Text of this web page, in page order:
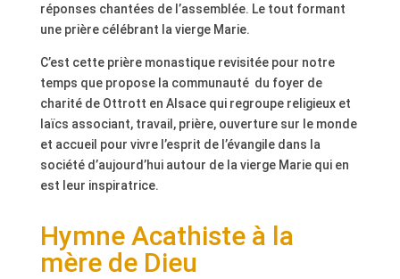
réponses chantées de l’assemblée. Le tout formant
une prière célébrant la vierge Marie.
C’est cette prière monastique revisitée pour notre
temps que propose la communauté du foyer de
charité de Ottrott en Alsace qui regroupe religieux et
laïcs associant, travail, prière, ouverture sur le monde
et accueil pour vivre l’esprit de l’évangile dans la
société d’aujourd’hui autour de la vierge Marie qui en
est leur inspiratrice.
Hymne Acathiste à la
mère de Dieu